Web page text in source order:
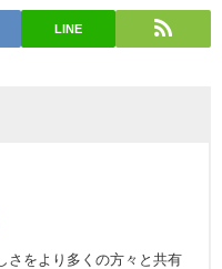
LINE
さをより多くの方々と共有